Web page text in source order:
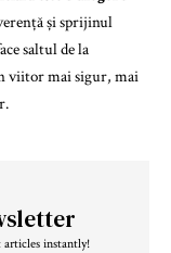
și sprijinul
saltul de la
viitor mai sigur, mai
instantly!